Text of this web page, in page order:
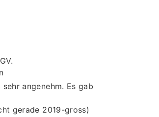
angenehm. Es gab
gerade 2019-gross)